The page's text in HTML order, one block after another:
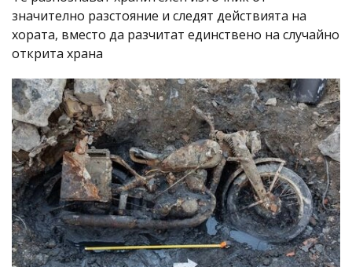
значително разстояние и следят действията на
хората, вместо да разчитат единствено на случайно
открита храна